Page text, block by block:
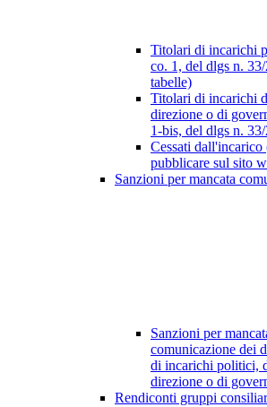
Titolari di incarichi
co. 1, del dlgs n.
tabelle)
Titolari di incarichi
direzione o di
1-bis, del dlgs n.
Cessati dall'incarico
pubblicare sul sito
Sanzioni per mancata
Sanzioni per
comunicazione dei
di incarichi politici,
direzione o di
Rendiconti gruppi